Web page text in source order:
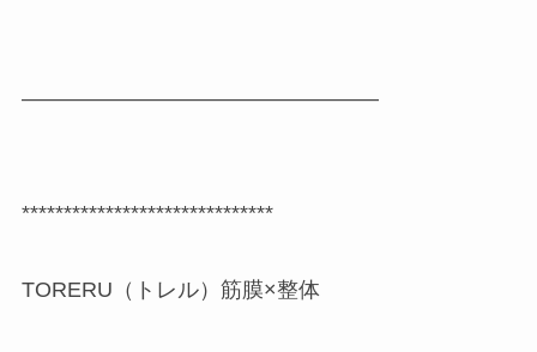
————————————————–
******************************
TORERU（トレル）筋膜×整体